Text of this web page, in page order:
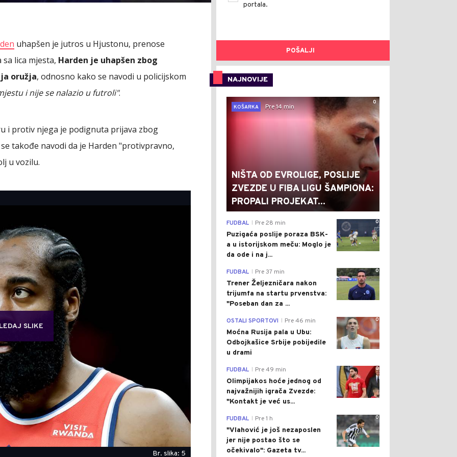
uhapšen je jutros u Hjustonu, prenose
lica mjesta, Harden je uhapšen zbog
oružja, odnosno kako se navodi u policijskom
i nije se nalazio u futroli".
i protiv njega je podignuta prijava zbog
takođe navodi da je Harden "protivpravno,
u vozilu.
SLIKE
Br. slika: 5
portala.
POŠALJI
NAJNOVIJE
0
KOŠARKA
Pre 14 min
NIŠTA OD EVROLIGE, POSLIJE
ZVEZDE U FIBA LIGU ŠAMPIONA:
PROPALI PROJEKAT...
0
FUDBAL Pre 28 min
Puzigaća poslije poraza BSK-
a u istorijskom meču: Moglo je
da ode i na j...
0
FUDBAL Pre 37 min
Trener Željezničara nakon
trijumfa na startu prvenstva:
"Poseban dan za ...
0
OSTALI SPORTOVI Pre 46 min
Moćna Rusija pala u Ubu:
Odbojkašice Srbije pobijedile
u drami
0
FUDBAL Pre 49 min
Olimpijakos hoće jednog od
najvažnijih igrača Zvezde:
"Kontakt je već us...
0
FUDBAL Pre 1 h
"Vlahović je još nezaposlen
jer nije postao što se
očekivalo": Gazeta tv...